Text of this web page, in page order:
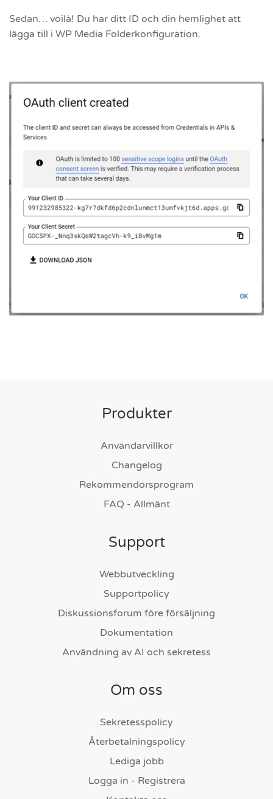
Sedan… voilà! Du har ditt ID och din hemlighet att
lägga till i WP Media Folderkonfiguration.
Produkter
Användarvillkor
Changelog
Rekommendörsprogram
FAQ - Allmänt
Support
Webbutveckling
Supportpolicy
Diskussionsforum före försäljning
Dokumentation
Användning av AI och sekretess
Om oss
Sekretesspolicy
Återbetalningspolicy
Lediga jobb
Logga in - Registrera